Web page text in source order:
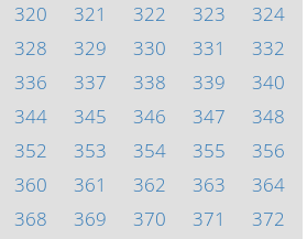
320 321 322 323
324
328 329 330 331
332
336 337 338 339
340
344 345 346 347
348
352 353 354 355
356
360 361 362 363
364
368 369 370 371 372